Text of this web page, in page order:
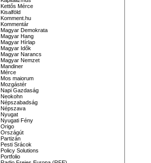
Kettős Mérce
Kisalföld
Komment.hu
Kommentár
Magyar Demokrata
Magyar Hang
Magyar Hírlap
Magyar Idők
Magyar Narancs
Magyar Nemzet
Mandiner
Mérce
Mos maiorum
Mozgástér
Napi Gazdaság
Neokohn
Népszabadság
Népszava
Nyugat
Nyugati Fény
Origo
Országút
Partizán
Pesti Srácok
Policy Solutions
Portfolio